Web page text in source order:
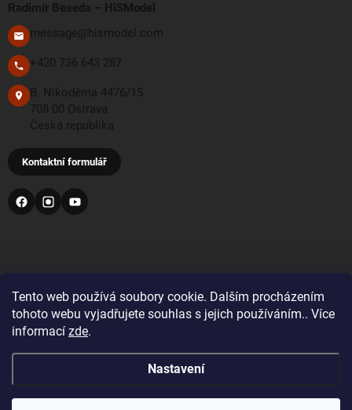
Tento web používá soubory cookie. Dalším procházením
tohoto webu vyjadřujete souhlas s jejich používáním.. Více
informací zde.
Nastavení
Pro objednávky z Velké Británie a Švýcarska se prosím
doručení. Zobrazí se vám tak správné DDP ceny včetně
Radimír Beseda – HiSModel
message@hismodel.com
+420 736 643 287
B. Nikodéma 4476/15
708 00 Ostrava
Česká republika
Kontaktní formulář
PŘIJÍMÁME TYTO PLATEBNÍ METODY